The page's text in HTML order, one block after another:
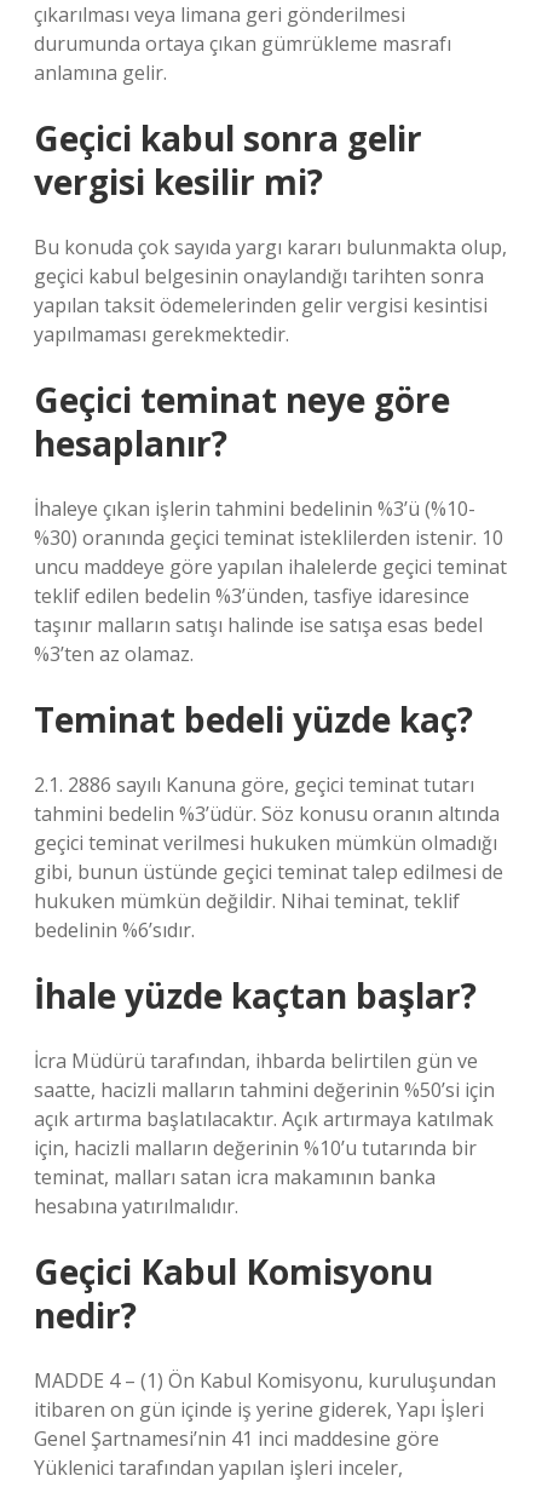
çıkarılması veya limana geri gönderilmesi
durumunda ortaya çıkan gümrükleme masrafı
anlamına gelir.
Geçici kabul sonra gelir
vergisi kesilir mi?
Bu konuda çok sayıda yargı kararı bulunmakta olup,
geçici kabul belgesinin onaylandığı tarihten sonra
yapılan taksit ödemelerinden gelir vergisi kesintisi
yapılmaması gerekmektedir.
Geçici teminat neye göre
hesaplanır?
İhaleye çıkan işlerin tahmini bedelinin %3’ü (%10-
%30) oranında geçici teminat isteklilerden istenir. 10
uncu maddeye göre yapılan ihalelerde geçici teminat
teklif edilen bedelin %3’ünden, tasfiye idaresince
taşınır malların satışı halinde ise satışa esas bedel
%3’ten az olamaz.
Teminat bedeli yüzde kaç?
2.1. 2886 sayılı Kanuna göre, geçici teminat tutarı
tahmini bedelin %3’üdür. Söz konusu oranın altında
geçici teminat verilmesi hukuken mümkün olmadığı
gibi, bunun üstünde geçici teminat talep edilmesi de
hukuken mümkün değildir. Nihai teminat, teklif
bedelinin %6’sıdır.
İhale yüzde kaçtan başlar?
İcra Müdürü tarafından, ihbarda belirtilen gün ve
saatte, hacizli malların tahmini değerinin %50’si için
açık artırma başlatılacaktır. Açık artırmaya katılmak
için, hacizli malların değerinin %10’u tutarında bir
teminat, malları satan icra makamının banka
hesabına yatırılmalıdır.
Geçici Kabul Komisyonu
nedir?
MADDE 4 – (1) Ön Kabul Komisyonu, kuruluşundan
itibaren on gün içinde iş yerine giderek, Yapı İşleri
Genel Şartnamesi’nin 41 inci maddesine göre
Yüklenici tarafından yapılan işleri inceler,